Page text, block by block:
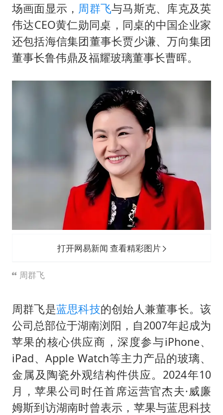
弹药库存告急 美军补货难
南太行山失联女孩最后信号不在山林
李亚鹏向地铁吐血女孩捐99999元
场画面显示， 周群飞与马斯克、库克及英
伟达CEO黄仁勋同桌，同桌的中国企业家
还包括海信集团董事长贾少谦、万向集团
董事长鲁伟鼎及福耀玻璃董事长曹晖。
打开网易新闻 查看精彩图片
周群飞
周群飞是蓝思科技的创始人兼董事长。该
公司总部位于湖南浏阳，自2007年起成为
苹果的核心供应商，深度参与iPhone、
iPad、Apple Watch等主力产品的玻璃、
金属及陶瓷外观结构件供应。2024年10
月，苹果公司时任首席运营官杰夫·威廉
姆斯到访湖南时曾表示，苹果与蓝思科技